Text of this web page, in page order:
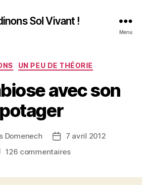
Sol Vivant !
Menu
Catégories
UN PEU DE THÉORIE
avec son
potager
Domenech
Date
de
7 avril 2012
126 commentairessur